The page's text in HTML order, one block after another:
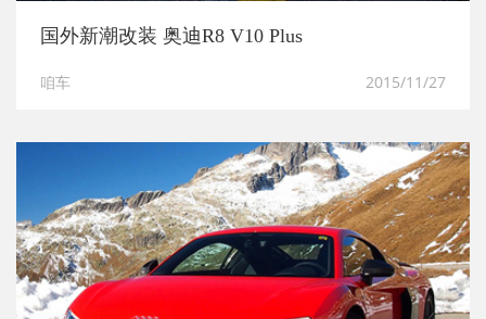
国外新潮改装 奥迪R8 V10 Plus
咱车 2015/11/27